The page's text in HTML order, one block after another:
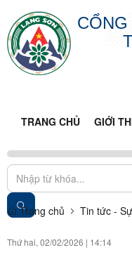
TRANG CHỦ GIỚI
Trang chủ Tin tức -
Thứ hai, 02/02/2026 | 14:14